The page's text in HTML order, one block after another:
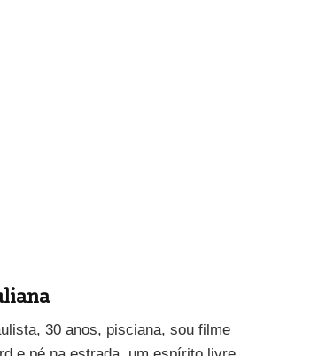
30 anos, pisciana, sou filme